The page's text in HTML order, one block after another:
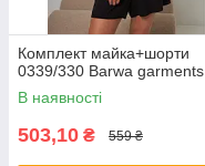
Комплект майка+шорти
0339/330 Barwa garments
В наявності
503,10 ₴ 559 ₴